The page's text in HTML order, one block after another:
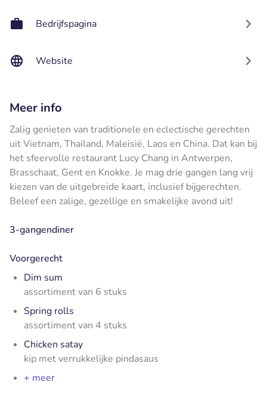
Bedrijfspagina
Website
Meer info
Zalig genieten van traditionele en eclectische gerechten
uit Vietnam, Thailand, Maleisië, Laos en China. Dat kan bij
het sfeervolle restaurant Lucy Chang in Antwerpen,
Brasschaat, Gent en Knokke. Je mag drie gangen lang vrij
kiezen van de uitgebreide kaart, inclusief bijgerechten.
Beleef een zalige, gezellige en smakelijke avond uit!
3-gangendiner
Voorgerecht
Dim sum
assortiment van 6 stuks
Spring rolls
assortiment van 4 stuks
Chicken satay
kip met verrukkelijke pindasaus
+ meer